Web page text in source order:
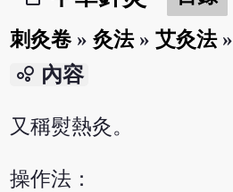
刺灸卷 »灸法»艾灸法»
bubble_chart 內容
又稱熨熱灸。
操作法：